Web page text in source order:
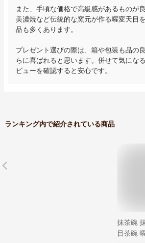
また、手頃な価格で高級感があるものが
美濃焼など伝統的な窯元が作る曜変天目
品も多くあります。
プレゼント選びの際は、箱や包装も品の
らに喜ばれると思います。併せて気にな
ビューを確認すると安心です。
ランキング内で紹介されている商品
抹茶碗
目茶碗